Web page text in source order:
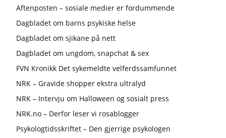
Aftenposten – sosiale medier er fordummende
Dagbladet om barns psykiske helse
Dagbladet om sjikane på nett
Dagbladet om ungdom, snapchat & sex
FVN Kronikk Det sykemeldte velferdssamfunnet
NRK – Gravide shopper ekstra ultralyd
NRK – Intervju om Halloween og sosialt press
NRK.no – Derfor leser vi rosablogger
Psykologtidsskriftet – Den gjerrige psykologen